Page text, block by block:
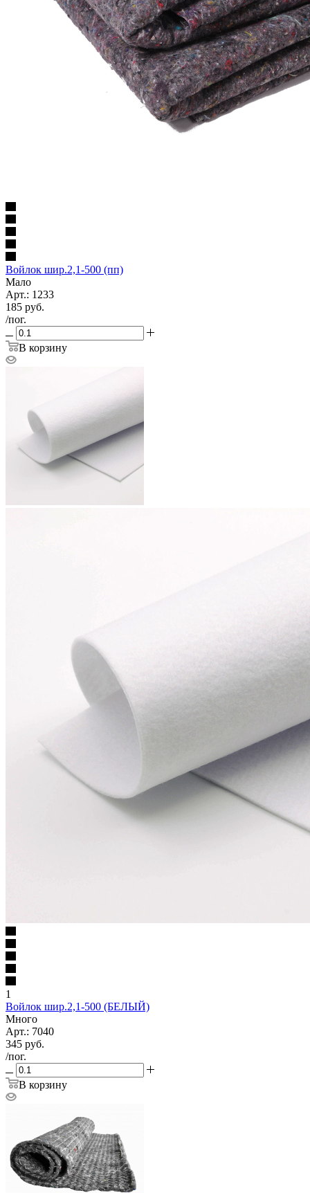
Войлок шир.2,1-500 (пп)
Мало
Арт.: 1233
185 руб.
/пог.
В корзину
1
Войлок шир.2,1-500 (БЕЛЫЙ)
Много
Арт.: 7040
345 руб.
/пог.
В корзину